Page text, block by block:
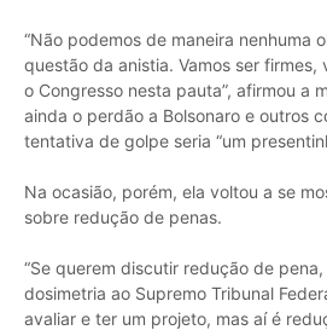
“Não podemos de maneira nenhuma
questão da anistia. Vamos ser
o Congresso nesta pauta”, afirmou a
ainda o perdão a Bolsonaro e outros
tentativa de golpe seria “um
Na ocasião, porém, ela voltou a se
sobre redução de penas.
“Se querem discutir redução de
dosimetria ao Supremo Tribunal
avaliar e ter um projeto, mas aí é